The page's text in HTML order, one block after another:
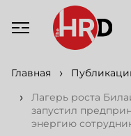
Главная
Лагерь роста
запустил
энергию